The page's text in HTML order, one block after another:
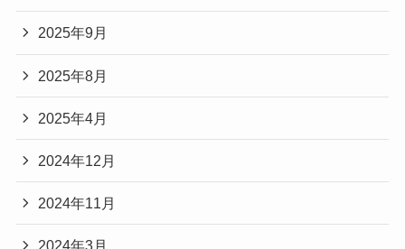
2025年9月
2025年8月
2025年4月
2024年12月
2024年11月
2024年3月